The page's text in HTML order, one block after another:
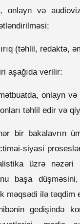
onlayn və
(təhlil, redaktə,
aşağıda verilir:
onlayn
təhlil edir və
bir bakalavrın
siyasi
üzrə
başa
məqsədi ilə
gedişində